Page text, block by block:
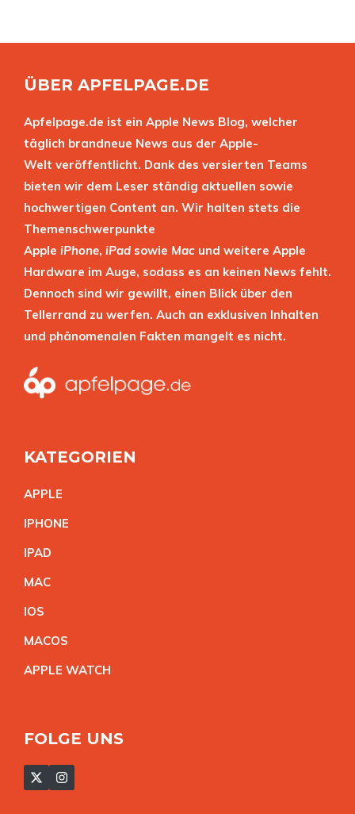
ÜBER APFELPAGE.DE
Apfelpage.de ist ein Apple News Blog, welcher
täglich brandneue News aus der Apple-
Welt veröffentlicht. Dank des versierten Teams
bieten wir dem Leser ständig aktuellen sowie
hochwertigen Content an. Wir halten stets die
Themenschwerpunkte
Apple iPhone, iPad sowie Mac und weitere Apple
Hardware im Auge, sodass es an keinen News fehlt.
Dennoch sind wir gewillt, einen Blick über den
Tellerrand zu werfen. Auch an exklusiven Inhalten
und phänomenalen Fakten mangelt es nicht.
KATEGORIEN
APPLE
IPHONE
IPAD
MAC
IOS
MACOS
APPLE WATCH
FOLGE UNS